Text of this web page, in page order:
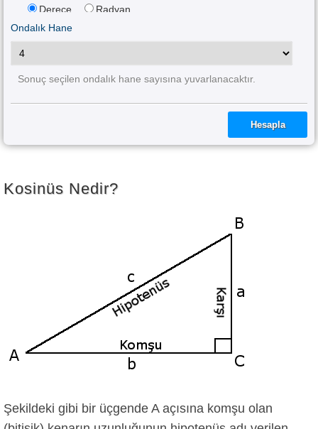
Derece
Radyan
Ondalık Hane
Sonuç seçilen ondalık hane sayısına yuvarlanacaktır.
Kosinüs Nedir?
Şekildeki gibi bir üçgende A açısına komşu olan